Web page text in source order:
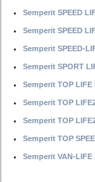
Semperit SPEED
Semperit SPEED
Semperit SPEED-
Semperit SPORT
Semperit TOP LIFE
Semperit TOP
Semperit TOP
Semperit TOP
Semperit VAN-LIFE